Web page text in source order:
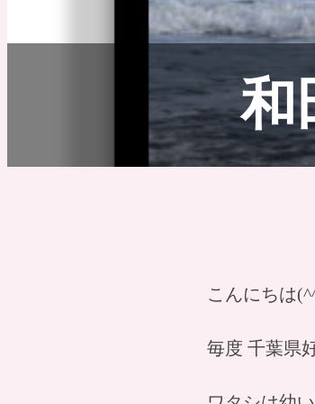
和
こんにちは
毎度 千葉県